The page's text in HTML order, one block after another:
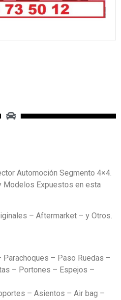
Automoción Segmento 4×4.
Modelos Expuestos en esta
– Aftermarket – y Otros.
Parachoques – Paso Ruedas –
– Portones – Espejos –
– Asientos – Air bag –